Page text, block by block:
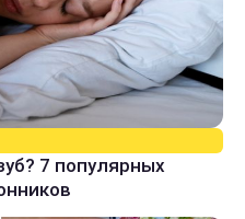
7 популярных